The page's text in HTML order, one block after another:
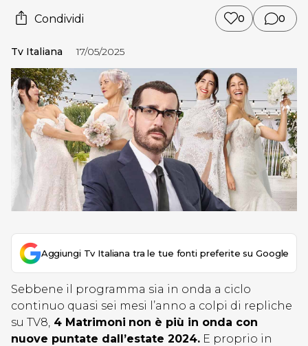
Condividi 0 0
Tv Italiana 17/05/2025
Aggiungi Tv Italiana tra le tue fonti preferite su Google
Sebbene il programma sia in onda a ciclo
continuo quasi sei mesi l’anno a colpi di repliche
su TV8, 4 Matrimoni non è più in onda con
nuove puntate dall’estate 2024. E proprio in